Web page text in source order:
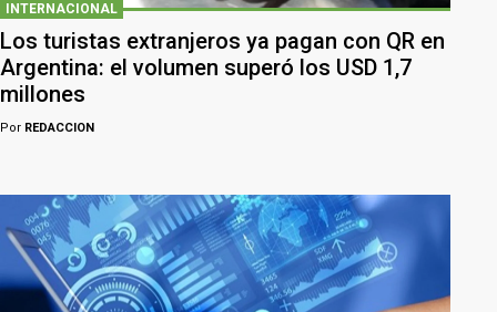
INTERNACIONAL
Los turistas extranjeros ya pagan con QR en
Argentina: el volumen superó los USD 1,7
millones
Por REDACCION